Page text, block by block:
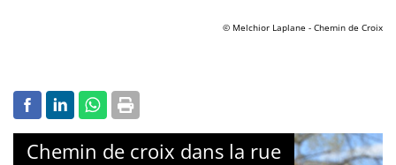
© Melchior Laplane - Chemin de Croix
Chemin de croix dans la rue